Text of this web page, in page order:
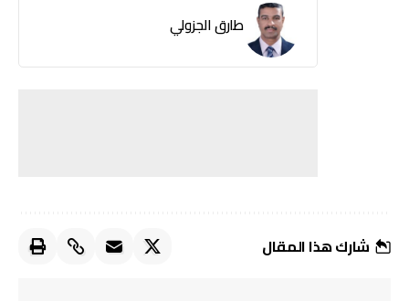
طارق الجزولي
شارك هذا المقال